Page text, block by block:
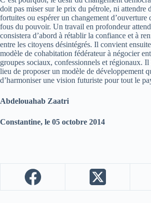
doit pas miser sur le prix du pétrole, ni attendre
fortuites ou espérer un changement d’ouverture
fous du pouvoir. Un travail en profondeur
consistera d’abord à rétablir la confiance et à
entre les citoyens désintégrés. Il convient
modèle de cohabitation fédérateur à négocier
groupes sociaux, confessionnels et régionaux.
lieu de proposer un modèle de développement
d’harmoniser une vision futuriste pour tout le
Abdelouahab Zaatri
Constantine, le 05 octobre 2014